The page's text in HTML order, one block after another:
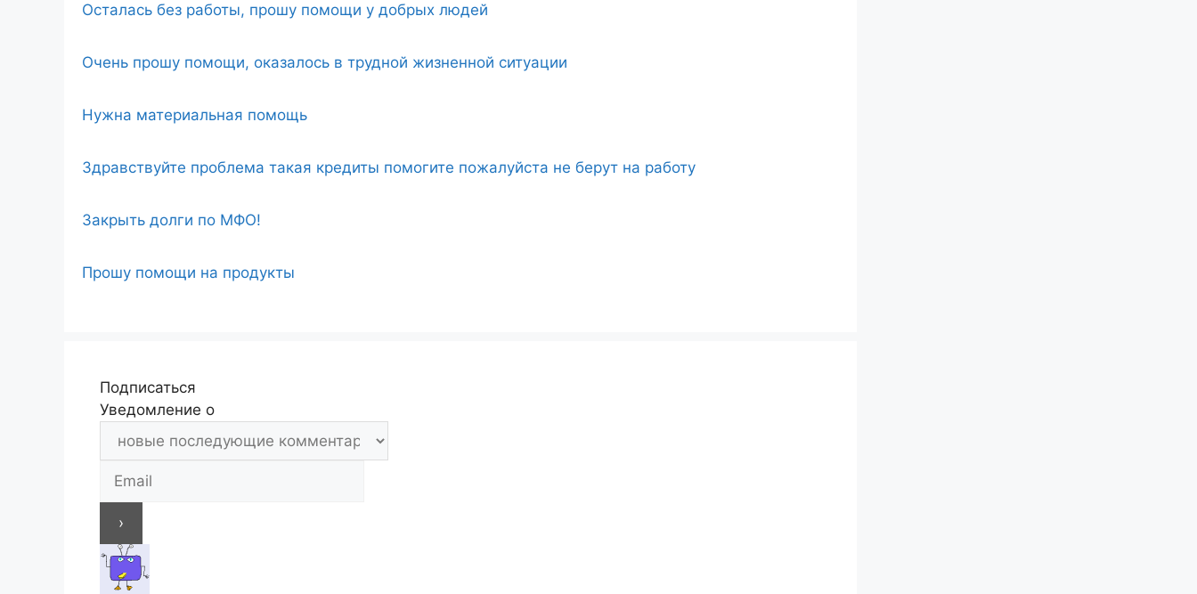
Осталась без работы, прошу помощи у добрых людей
Очень прошу помощи, оказалось в трудной жизненной ситуации
Нужна материальная помощь
Здравствуйте проблема такая кредиты помогите пожалуйста не берут на работу
Закрыть долги по МФО!
Прошу помощи на продукты
Подписаться
Уведомление о